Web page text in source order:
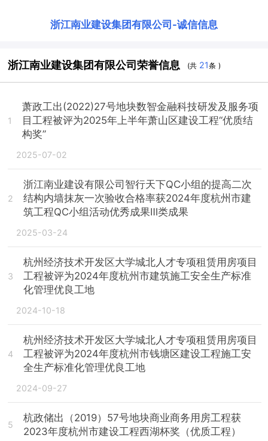
浙江南业建设集团有限公司 -诚信信息
浙江南业建设集团有限公司荣誉信息 (共 21条 )
1
萧政工出(2022)27号地块数智金融科技研发及服务项
目工程被评为2025年上半年萧山区建设工程“优质结
构奖”
2025-07-02
2
浙江南业建设有限公司智行天下QC小组的提高二次
结构内墙抹灰一次验收合格率获2024年度杭州市建
筑工程QC小组活动优秀成果Ⅲ类成果
2025-03-24
3
杭州经济技术开发区大学城北人才专项租赁用房项目
工程被评为2024年度杭州市建筑施工安全生产标准
化管理优良工地
2024-10-18
4
杭州经济技术开发区大学城北人才专项租赁用房项目
工程被评为2024年度杭州市钱塘区建设工程施工安
全生产标准化管理优良工地
2024-09-27
5
杭政储出（2019）57号地块商业商务用房工程获
2023年度杭州市建设工程西湖杯奖（优质工程）